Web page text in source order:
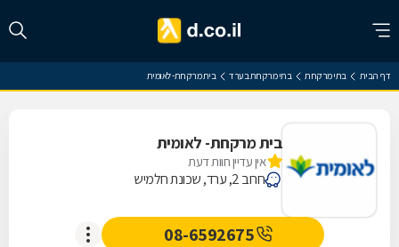
דף הבית בתי מרקחת בתי מרקחת בערד בית מרקחת- לאומית
בית מרקחת- לאומית
אין עדיין חוות דעת
חרוב 2, ערד, שכונת חלמיש
08-6592675